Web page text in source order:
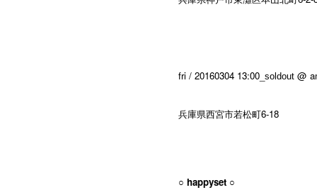
fri / 20160304 13:00_ soldout @
兵庫県西宮市若松町6-18
○ happyset ○